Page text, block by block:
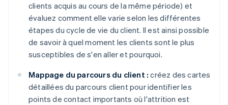
clients acquis au cours de la même période) et
évaluez comment elle varie selon les différentes
étapes du cycle de vie du client. Il est ainsi possible
de savoir à quel moment les clients sont le plus
susceptibles de s'en aller et pourquoi.
Mappage du parcours du client : créez des cartes
détaillées du parcours client pour identifier les
points de contact importants où l'attrition est